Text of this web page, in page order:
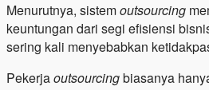
Menurutnya, sistemoutsourcing
keuntungan dari segi efisiensi
sering kali menyebabkan
Pekerjaoutsourcingbiasanya